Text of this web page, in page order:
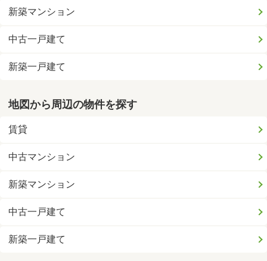
新築マンション
中古一戸建て
新築一戸建て
地図から周辺の物件を探す
賃貸
中古マンション
新築マンション
中古一戸建て
新築一戸建て